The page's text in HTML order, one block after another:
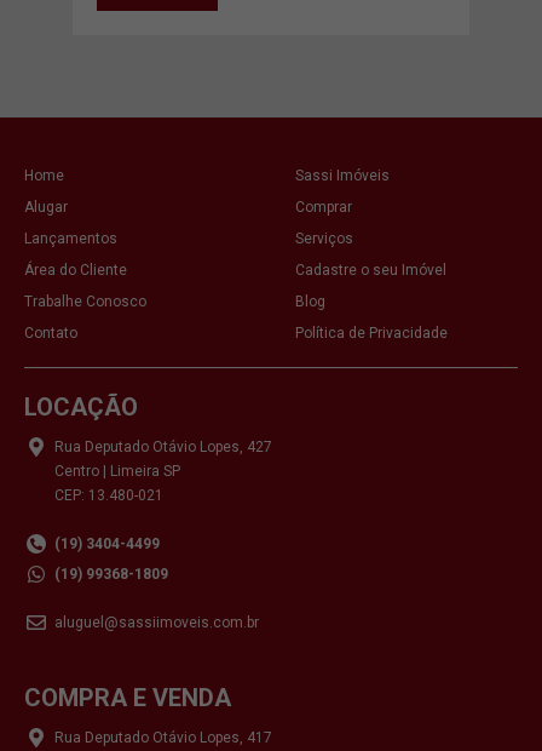
Home
Sassi Imóveis
Alugar
Comprar
Lançamentos
Serviços
Área do Cliente
Cadastre o seu Imóvel
Trabalhe Conosco
Blog
Contato
Política de Privacidade
LOCAÇÃO
Rua Deputado Otávio Lopes, 427
Centro | Limeira SP
CEP: 13.480-021
(19) 3404-4499
(19) 99368-1809
aluguel@sassiimoveis.com.br
COMPRA E VENDA
Rua Deputado Otávio Lopes, 417